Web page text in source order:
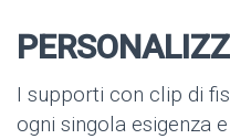
I supporti con clip di
ogni singola esigenza